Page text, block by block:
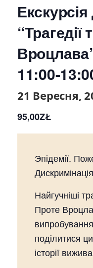
11:00-
21 Вересня,
95,00ZŁ
Эпідемії.
Найгучніші
Проте
поділитися
історії